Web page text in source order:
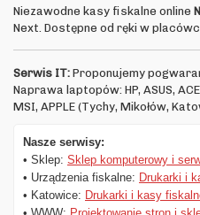
Niezawodne kasy fiskalne online
Next. Dostępne od ręki w
Serwis IT: Proponujemy
Naprawa laptopów: HP, ASUS,
MSI, APPLE (Tychy, Mikołów,
Nasze serwisy:
• Sklep: Sklep komputerowy i
• Urządzenia fiskalne: Drukarki i
• Katowice: Drukarki i kasy